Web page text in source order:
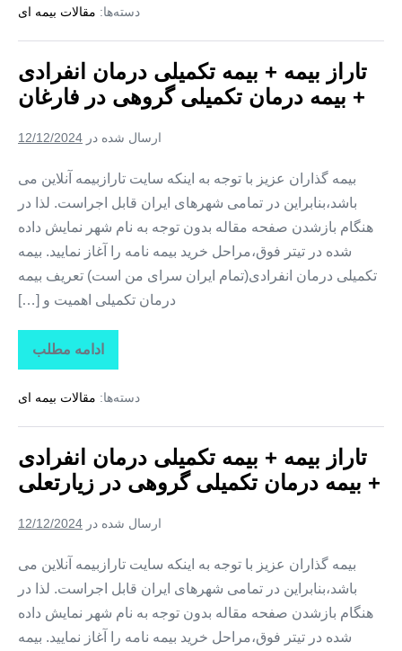
بیمه
درمان
+
بیمه
درمان
تکمیلی
در
دسته‌ها: مقالات بیمه ای
تاراز بیمه + بیمه تکمیلی درمان انفرادی
+ بیمه درمان تکمیلی گروهی در فارغان
ارسال شده در 12/12/2024
بیمه گذاران عزیز با توجه به اینکه سایت تارازبیمه آنلاین می
باشد،بنابراین در تمامی شهرهای ایران قابل اجراست. لذا در
هنگام بازشدن صفحه مقاله بدون توجه به نام شهر نمایش داده
شده در تیتر فوق،مراحل خرید بیمه نامه را آغاز نمایید. بیمه
تکمیلی درمان انفرادی(تمام ایران سرای من است) تعریف بیمه
درمان تکمیلی اهمیت و […]
ادامه مطلب
تاراز
بیمه
بیمه
درمان
+
بیمه
درمان
تکمیلی
در
دسته‌ها: مقالات بیمه ای
تاراز بیمه + بیمه تکمیلی درمان انفرادی
+ بیمه درمان تکمیلی گروهی در زیارتعلی
ارسال شده در 12/12/2024
بیمه گذاران عزیز با توجه به اینکه سایت تارازبیمه آنلاین می
باشد،بنابراین در تمامی شهرهای ایران قابل اجراست. لذا در
هنگام بازشدن صفحه مقاله بدون توجه به نام شهر نمایش داده
شده در تیتر فوق،مراحل خرید بیمه نامه را آغاز نمایید. بیمه